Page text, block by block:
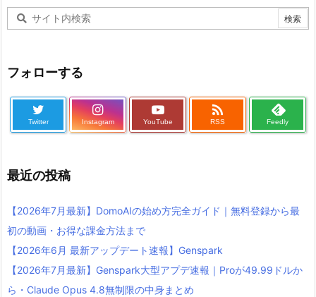
フォローする
Twitter Instagram YouTube

RSS Feedly
最近の投稿
【2026年7月最新】DomoAIの始め方完全ガイド｜無料登録から最
初の動画・お得な課金方法まで
【2026年6月 最新アップデート速報】Genspark
【2026年7月最新】Genspark大型アプデ速報｜Proが49.99ドルか
ら・Claude Opus 4.8無制限の中身まとめ